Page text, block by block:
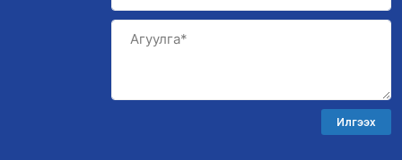
Илгээх